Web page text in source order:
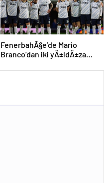
FenerbahÃ§e’de Mario
Branco’dan iki yÄ±ldÄ±za
sezon yoksunuz”